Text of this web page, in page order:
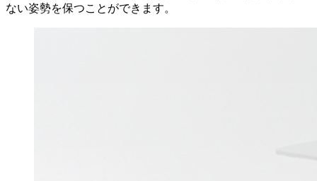
ない姿勢を保つことができます。